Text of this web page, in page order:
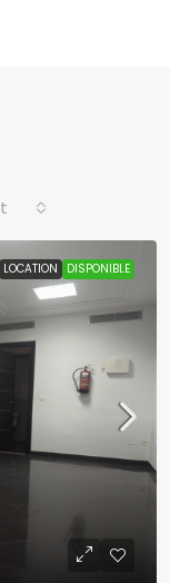
LOCATION DISPONIBLE